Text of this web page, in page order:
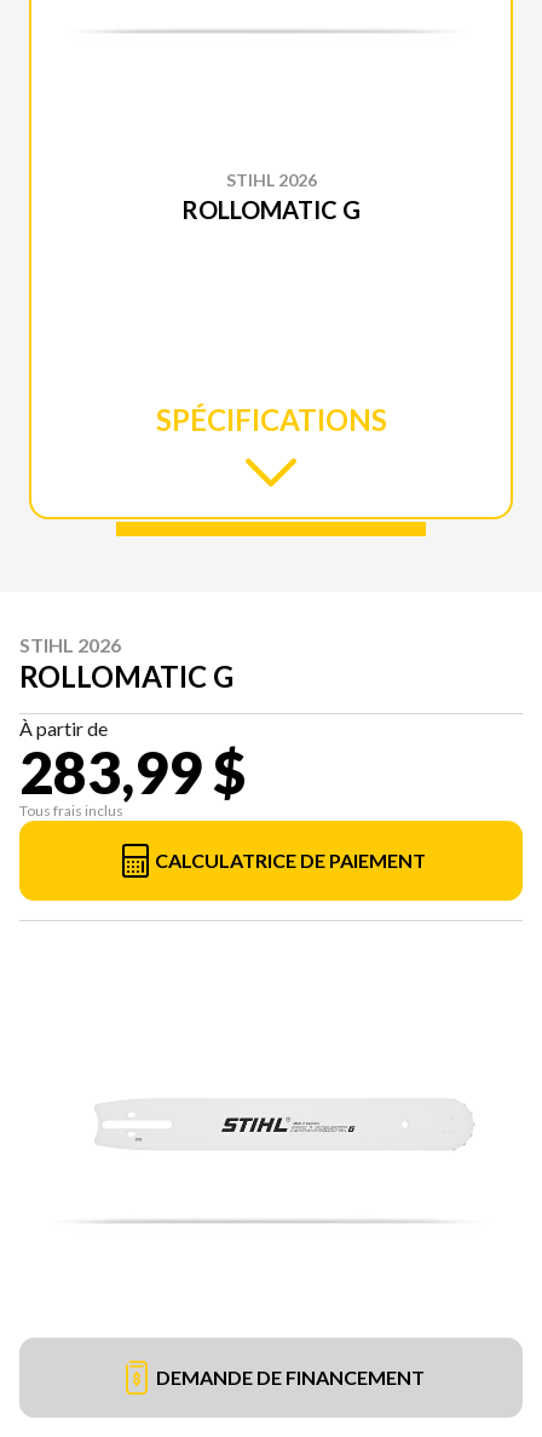
STIHL 2026
ROLLOMATIC G
SPÉCIFICATIONS
STIHL 2026
ROLLOMATIC G
À partir de
283,99 $
Tous frais inclus
CALCULATRICE DE PAIEMENT
DEMANDE DE FINANCEMENT